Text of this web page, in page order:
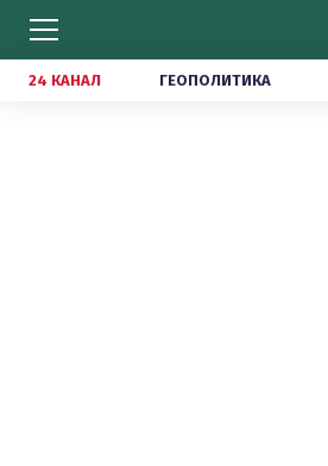
24 КАНАЛ ГЕОПОЛИТИКА